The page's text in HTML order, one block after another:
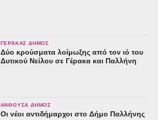
ΓΈΡΑΚΑΣ ΔΉΜΟΣ
Δύο κρούσματα λοίμωξης από τον ιό του
Δυτικού Νείλου σε Γέρακα και Παλλήνη
ΑΝΘΟΎΣΑ ΔΉΜΟΣ
Οι νέοι αντιδήμαρχοι στο Δήμο Παλλήνης